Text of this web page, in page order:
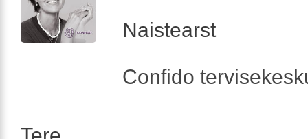
Naistearst
Confido